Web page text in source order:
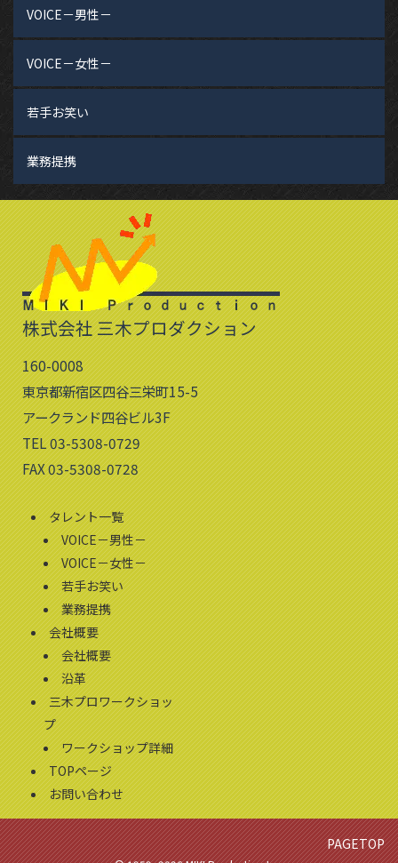
VOICE－男性－
VOICE－女性－
若手お笑い
業務提携
株式会社 三木プロダクション
160-0008
東京都新宿区四谷三栄町15-5
アークランド四谷ビル3F
TEL 03-5308-0729
FAX 03-5308-0728
タレント一覧
VOICE－男性－
VOICE－女性－
若手お笑い
業務提携
会社概要
会社概要
沿革
三木プロワークショッ
プ
ワークショップ詳細
TOPページ
お問い合わせ
PAGETOP